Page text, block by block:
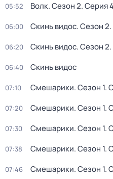
05:52 Волк. Сезон 2. Серия
06:00 Скинь видос. Сезон 2
06:20 Скинь видос. Сезон 2
06:40 Скинь видос
07:10 Смешарики. Сезон 1.
07:20 Смешарики. Сезон 1.
07:30 Смешарики. Сезон 1.
07:38 Смешарики. Сезон 1.
07:46 Смешарики. Сезон 1.